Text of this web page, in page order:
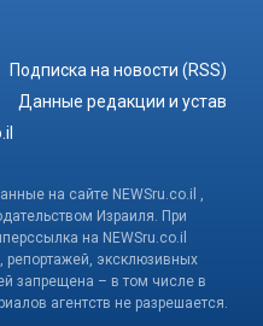
Подписка на новости (RSS)
Данные редакции и устав
на сайте NEWSru.co.il ,
Израиля. При
на NEWSru.co.il
репортажей, эксклюзивных
запрещена – в том числе в
агентств не разрешается.